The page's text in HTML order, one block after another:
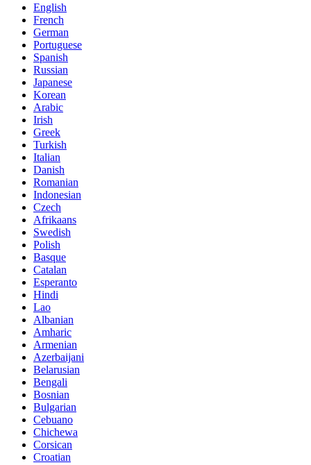
English
French
German
Portuguese
Spanish
Russian
Japanese
Korean
Arabic
Irish
Greek
Turkish
Italian
Danish
Romanian
Indonesian
Czech
Afrikaans
Swedish
Polish
Basque
Catalan
Esperanto
Hindi
Lao
Albanian
Amharic
Armenian
Azerbaijani
Belarusian
Bengali
Bosnian
Bulgarian
Cebuano
Chichewa
Corsican
Croatian